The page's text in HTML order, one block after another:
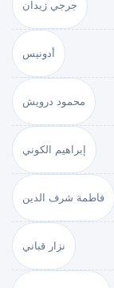
جرجي زيدان
أدونيس
محمود درويش
إبراهيم الكوني
فاطمة شرف الدين
نزار قباني